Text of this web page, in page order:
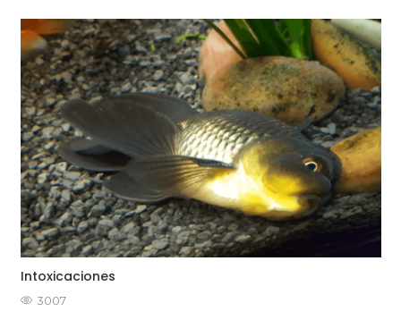
Intoxicaciones
3007